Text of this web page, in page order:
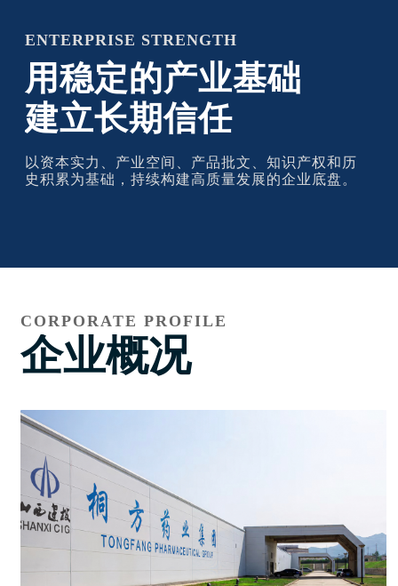
用稳定的产业基础
建立长期信任
以资本实力、产业空间、产品批文、知识产权和历
史积累为基础，持续构建高质量发展的企业底盘。
ENTERPRISE STRENGTH
企业概况
CORPORATE PROFILE